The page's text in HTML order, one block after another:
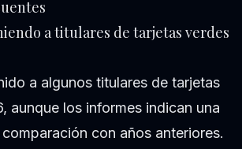
a titulares de tarjetas verdes
a algunos titulares de tarjetas
aunque los informes indican una
con años anteriores.